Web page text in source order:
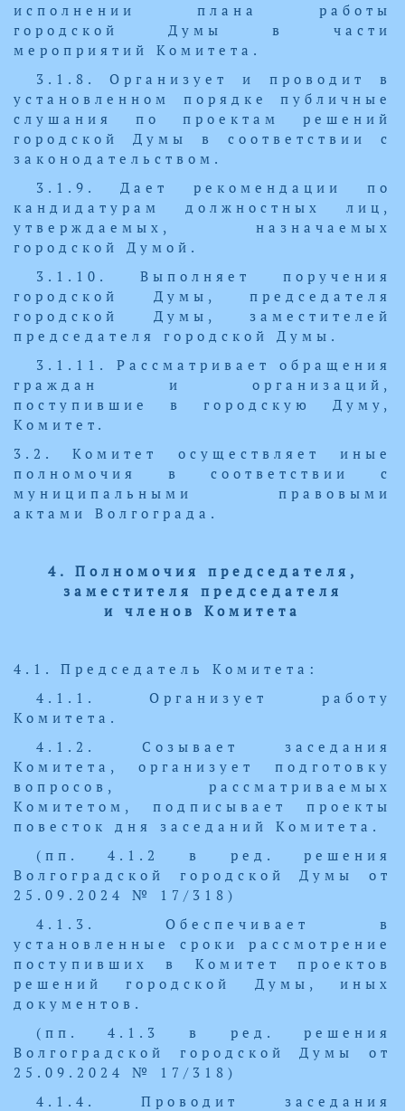
исполнении плана работы
городской Думы в части
мероприятий Комитета.
3.1.8. Организует и проводит в
установленном порядке публичные
слушания по проектам решений
городской Думы в соответствии с
законодательством.
3.1.9. Дает рекомендации по
кандидатурам должностных лиц,
утверждаемых, назначаемых
городской Думой.
3.1.10. Выполняет поручения
городской Думы, председателя
городской Думы, заместителей
председателя городской Думы.
3.1.11. Рассматривает обращения
граждан и организаций,
поступившие в городскую Думу,
Комитет.
3.2. Комитет осуществляет иные
полномочия в соответствии с
муниципальными правовыми
актами Волгограда.
4. Полномочия председателя,
заместителя председателя
и членов Комитета
4.1. Председатель Комитета:
4.1.1. Организует работу
Комитета.
4.1.2. Созывает заседания
Комитета, организует подготовку
вопросов, рассматриваемых
Комитетом, подписывает проекты
повесток дня заседаний Комитета.
(пп. 4.1.2 в ред. решения
Волгоградской городской Думы от
25.09.2024 № 17/318)
4.1.3. Обеспечивает в
установленные сроки рассмотрение
поступивших в Комитет проектов
решений городской Думы, иных
документов.
(пп. 4.1.3 в ред. решения
Волгоградской городской Думы от
25.09.2024 № 17/318)
4.1.4. Проводит заседания